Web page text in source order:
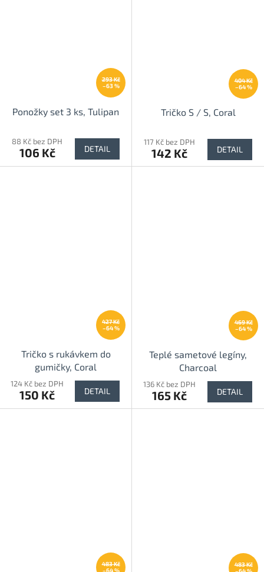
293 Kč
–63 %
Ponožky set 3 ks, Tulipan
88 Kč bez DPH
106 Kč DETAIL
404 Kč
–64 %
Tričko S / S, Coral
117 Kč bez DPH
142 Kč DETAIL
427 Kč
–64 %
Tričko s rukávkem do
gumičky, Coral
124 Kč bez DPH
150 Kč DETAIL
469 Kč
–64 %
Teplé sametové legíny,
Charcoal
136 Kč bez DPH
165 Kč DETAIL
483 Kč
–64 %
483 Kč